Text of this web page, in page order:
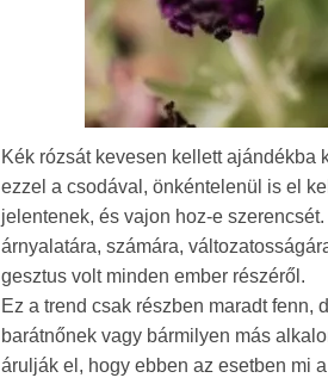
Kék rózsát kevesen kellett ajándékba
ezzel a csodával, önkéntelenül is el
jelentenek, és vajon hoz-e
árnyalatára, számára,
gesztus volt minden ember részéről.
Ez a trend csak részben maradt fenn,
barátnőnek vagy bármilyen más
árulják el, hogy ebben az esetben mi